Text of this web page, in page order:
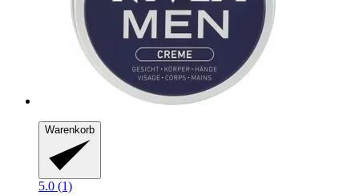
Warenkorb
5.0 (1)